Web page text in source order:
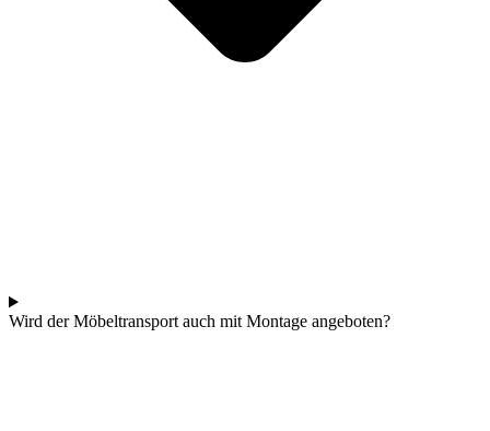
Wird der Möbeltransport auch mit Montage angeboten?